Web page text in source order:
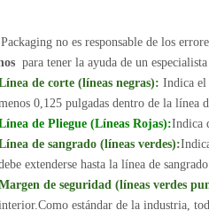
no es responsable de los
para tener la ayuda de un
de corte (líneas negras): Indica el
0,125 pulgadas dentro de la línea
de Pliegue (Líneas Rojas):Indica
de sangrado (líneas verdes):
extenderse hasta la línea de
de seguridad (líneas verdes
estándar de la industria,